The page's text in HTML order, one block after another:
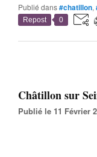
Publié dans#chatillon,
Repost 0
Châtillon sur
Publié le 11 Février